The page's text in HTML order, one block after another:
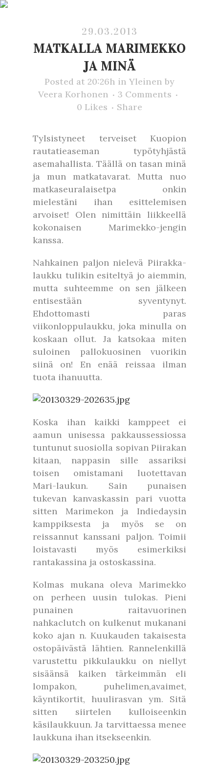
29.03.2013
MATKALLA MARIMEKKO
JA MINÄ
Posted at 20:26h in Yleinen by
Veera Korhonen
3 Comments
0 Likes Share
Tylsistyneet terveiset Kuopion
rautatieaseman typötyhjästä
asemahallista. Täällä on tasan minä
ja mun matkatavarat. Mutta nuo
matkaseuralaisetpa onkin
mielestäni ihan esittelemisen
arvoiset! Olen nimittäin liikkeellä
kokonaisen Marimekko-jengin
kanssa.
Nahkainen paljon nielevä Piirakka-
laukku tulikin esiteltyä jo aiemmin,
mutta suhteemme on sen jälkeen
entisestään syventynyt.
Ehdottomasti paras
viikonloppulaukku, joka minulla on
koskaan ollut. Ja katsokaa miten
suloinen pallokuosinen vuorikin
siinä on! En enää reissaa ilman
tuota ihanuutta.
Koska ihan kaikki kamppeet ei
aamun unisessa pakkaussessiossa
tuntunut suosiolla sopivan Piirakan
kitaan, nappasin sille assariksi
toisen omistamani luotettavan
Mari-laukun. Sain punaisen
tukevan kanvaskassin pari vuotta
sitten Marimekon ja Indiedaysin
kamppiksesta ja myös se on
reissannut kanssani paljon. Toimii
loistavasti myös esimerkiksi
rantakassina ja ostoskassina.
Kolmas mukana oleva Marimekko
on perheen uusin tulokas. Pieni
punainen raitavuorinen
nahkaclutch on kulkenut mukanani
koko ajan n. Kuukauden takaisesta
ostopäivästä lähtien. Rannelenkillä
varustettu pikkulaukku on niellyt
sisäänsä kaiken tärkeimmän eli
lompakon, puhelimen,avaimet,
käyntikortit, huulirasvan ym. Sitä
sitten siirtelen kulloiseenkin
käsilaukkuun. Ja tarvittaessa menee
laukkuna ihan itsekseenkin.